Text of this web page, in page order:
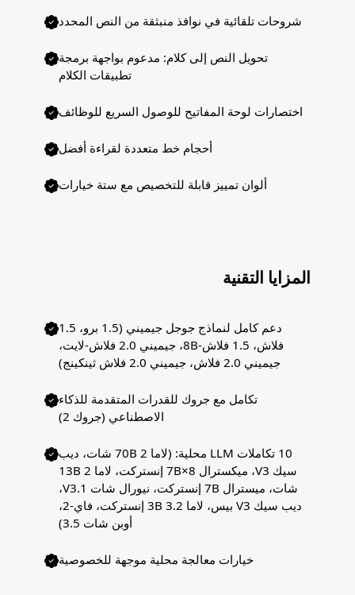
شروحات تلقائية في نوافذ منبثقة من النص المحدد
تحويل النص إلى كلام: مدعوم بواجهة برمجة
تطبيقات الكلام
اختصارات لوحة المفاتيح للوصول السريع للوظائف
أحجام خط متعددة لقراءة أفضل
ألوان تمييز قابلة للتخصيص مع ستة خيارات
المزايا التقنية
دعم كامل لنماذج جوجل جيميني (1.5 برو، 1.5
فلاش، 1.5 فلاش-8B، جيميني 2.0 فلاش-لايت،
جيميني 2.0 فلاش، جيميني 2.0 فلاش ثينكينج)
تكامل مع جروك للقدرات المتقدمة للذكاء
الاصطناعي (جروك 2)
10 تكاملات LLM محلية: (لاما 2 70B شات، ديب
سيك V3، ميكسترال 8×7B إنستركت، لاما 2 13B
شات، ميسترال 7B إنستركت، نيورال شات V3.1،
ديب سيك V3 بيس، لاما 3.2 3B إنستركت، فاي-2،
أوبن شات 3.5)
خيارات معالجة محلية موجهة للخصوصية